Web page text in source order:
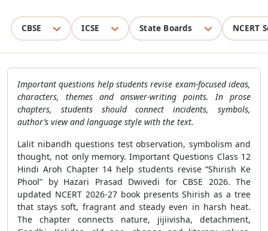
CBSE ICSE State Boards NCERT
Important questions help students revise exam-focused ideas,
characters, themes and answer-writing points. In prose
chapters, students should connect incidents, symbols,
author’s view and language style with the text.
Lalit nibandh questions test observation, symbolism and
thought, not only memory. Important Questions Class 12
Hindi Aroh Chapter 14 help students revise “Shirish Ke
Phool” by Hazari Prasad Dwivedi for CBSE 2026. The
updated NCERT 2026-27 book presents Shirish as a tree
that stays soft, fragrant and steady even in harsh heat.
The chapter connects nature, jijiivisha, detachment,